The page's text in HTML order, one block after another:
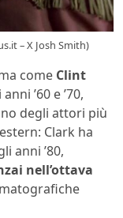
– X Josh Smith)
come Clint
’60 e ’70,
degli attori più
Clark ha
anni ’80,
nell’ottava